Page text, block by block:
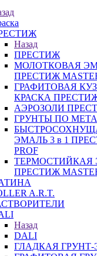
Назад
ПРЕСТИЖ
МОЛОТКОВАЯ
ПРЕСТИЖ
ГРАФИТОВАЯ
КРАСКА ПРЕСТИЖ
АЭРОЗОЛИ
ГРУНТЫ ПО
ЭМАЛЬ 3 в 1
PROF
ТЕРМОСТИЙКАЯ
ПРЕСТИЖ
A.R.T.
Назад
DALI
ГЛАДКАЯ ГРУНТ-